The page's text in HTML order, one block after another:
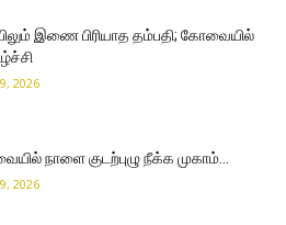
இணை பிரியாத தம்பதி; கோவையில்
2026
நாளை குடற்புழு நீக்க முகாம்…
2026